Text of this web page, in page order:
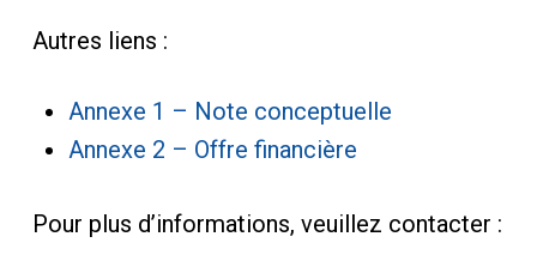
Autres liens :
Annexe 1 – Note conceptuelle
Annexe 2 – Offre financière
Pour plus d’informations, veuillez contacter :